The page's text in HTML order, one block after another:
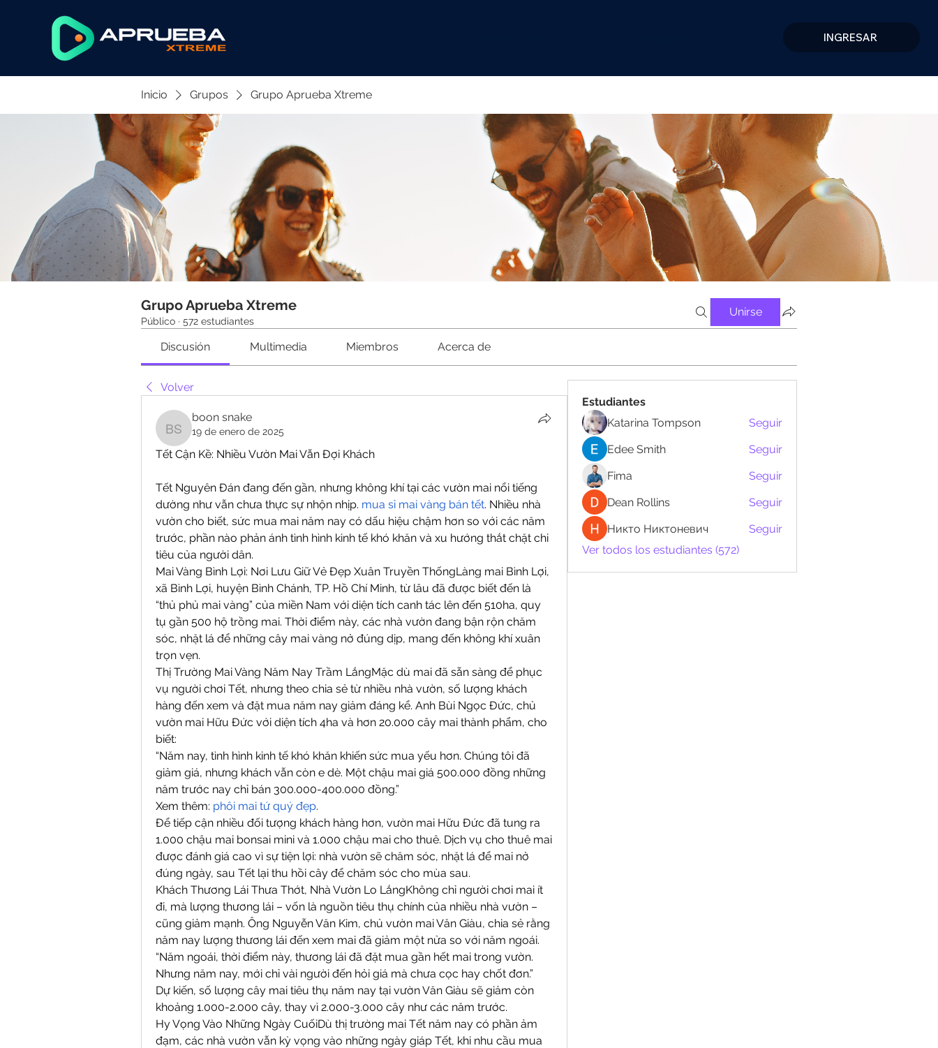
INGRESAR
Inicio Grupos Grupo Aprueba Xtreme
Grupo Aprueba Xtreme
Público · 572 estudiantes
Unirse
Discusión Multimedia Miembros Acerca de
Volver
boon snake
boon snake
19 de enero de 2025
Tết Cận Kề: Nhiều Vườn Mai Vẫn Đợi Khách
Tết Nguyên Đán đang đến gần, nhưng không khí tại các vườn mai nổi tiếng
dường như vẫn chưa thực sự nhộn nhịp. mua sỉ mai vàng bán tết. Nhiều nhà
vườn cho biết, sức mua mai năm nay có dấu hiệu chậm hơn so với các năm
trước, phần nào phản ánh tình hình kinh tế khó khăn và xu hướng thắt chặt chi
tiêu của người dân.
Mai Vàng Bình Lợi: Nơi Lưu Giữ Vẻ Đẹp Xuân Truyền ThốngLàng mai Bình Lợi,
xã Bình Lợi, huyện Bình Chánh, TP. Hồ Chí Minh, từ lâu đã được biết đến là
“thủ phủ mai vàng” của miền Nam với diện tích canh tác lên đến 510ha, quy
tụ gần 500 hộ trồng mai. Thời điểm này, các nhà vườn đang bận rộn chăm
sóc, nhặt lá để những cây mai vàng nở đúng dịp, mang đến không khí xuân
trọn vẹn.
Thị Trường Mai Vàng Năm Nay Trầm LắngMặc dù mai đã sẵn sàng để phục
vụ người chơi Tết, nhưng theo chia sẻ từ nhiều nhà vườn, số lượng khách
hàng đến xem và đặt mua năm nay giảm đáng kể. Anh Bùi Ngọc Đức, chủ
vườn mai Hữu Đức với diện tích 4ha và hơn 20.000 cây mai thành phẩm, cho
biết:
“Năm nay, tình hình kinh tế khó khăn khiến sức mua yếu hơn. Chúng tôi đã
giảm giá, nhưng khách vẫn còn e dè. Một chậu mai giá 500.000 đồng những
năm trước nay chỉ bán 300.000-400.000 đồng.”
Xem thêm: phôi mai tứ quý đẹp.
Để tiếp cận nhiều đối tượng khách hàng hơn, vườn mai Hữu Đức đã tung ra
1.000 chậu mai bonsai mini và 1.000 chậu mai cho thuê. Dịch vụ cho thuê mai
được đánh giá cao vì sự tiện lợi: nhà vườn sẽ chăm sóc, nhặt lá để mai nở
đúng ngày, sau Tết lại thu hồi cây để chăm sóc cho mùa sau.
Khách Thương Lái Thưa Thớt, Nhà Vườn Lo LắngKhông chỉ người chơi mai ít
đi, mà lượng thương lái – vốn là nguồn tiêu thụ chính của nhiều nhà vườn –
cũng giảm mạnh. Ông Nguyễn Văn Kim, chủ vườn mai Văn Giàu, chia sẻ rằng
năm nay lượng thương lái đến xem mai đã giảm một nửa so với năm ngoái.
“Năm ngoái, thời điểm này, thương lái đã đặt mua gần hết mai trong vườn.
Nhưng năm nay, mới chỉ vài người đến hỏi giá mà chưa cọc hay chốt đơn.”
Dự kiến, số lượng cây mai tiêu thụ năm nay tại vườn Văn Giàu sẽ giảm còn
khoảng 1.000-2.000 cây, thay vì 2.000-3.000 cây như các năm trước.
Hy Vọng Vào Những Ngày CuốiDù thị trường mai Tết năm nay có phần ảm
đạm, các nhà vườn vẫn kỳ vọng vào những ngày giáp Tết, khi nhu cầu mua
Estudiantes
Katarina Tompson
Seguir
Edee Smith
Seguir
Fima
Seguir
Dean Rollins
Seguir
Никто Никтоневич
Seguir
Ver todos los estudiantes (572)